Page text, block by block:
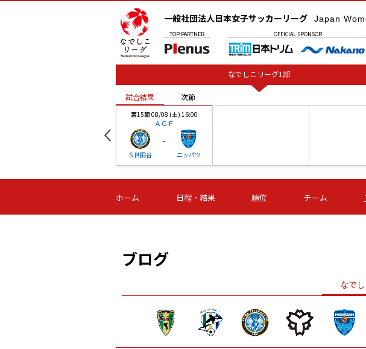
一般社団法人日本女子サッカーリーグ Japan
TOP PARTNER OFFICIAL SPONSOR
なでしこリーグ1部
試合結果 次節
第15節 08/08 (土) 16:00
ＡＧＦ
Ｓ世田谷
-
ニッパツ
-
第16節 09/05 (土) 15:00
ニッパツ
-
第16節 09/05 (土) 15:00
石人の星
-
第16節 09/05 (
ＡＧ
-
試合結果 次節
ホーム 日程・結果 順位 チーム
ブログ
なで